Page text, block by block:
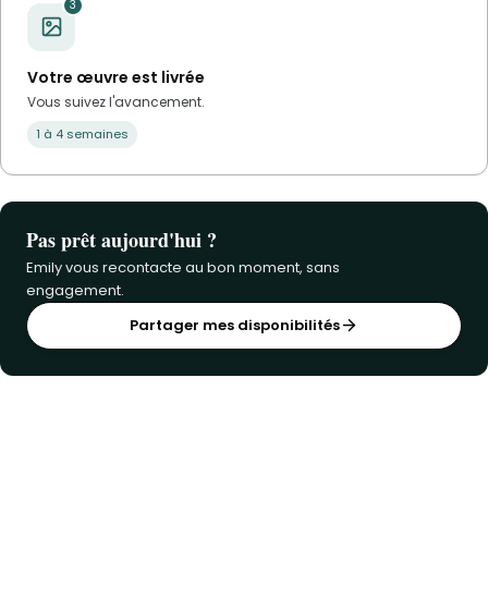
3
Votre œuvre est livrée
Vous suivez l'avancement.
1 à 4 semaines
Pas prêt aujourd'hui ?
Emily vous recontacte au bon moment, sans
engagement.
Partager mes disponibilités